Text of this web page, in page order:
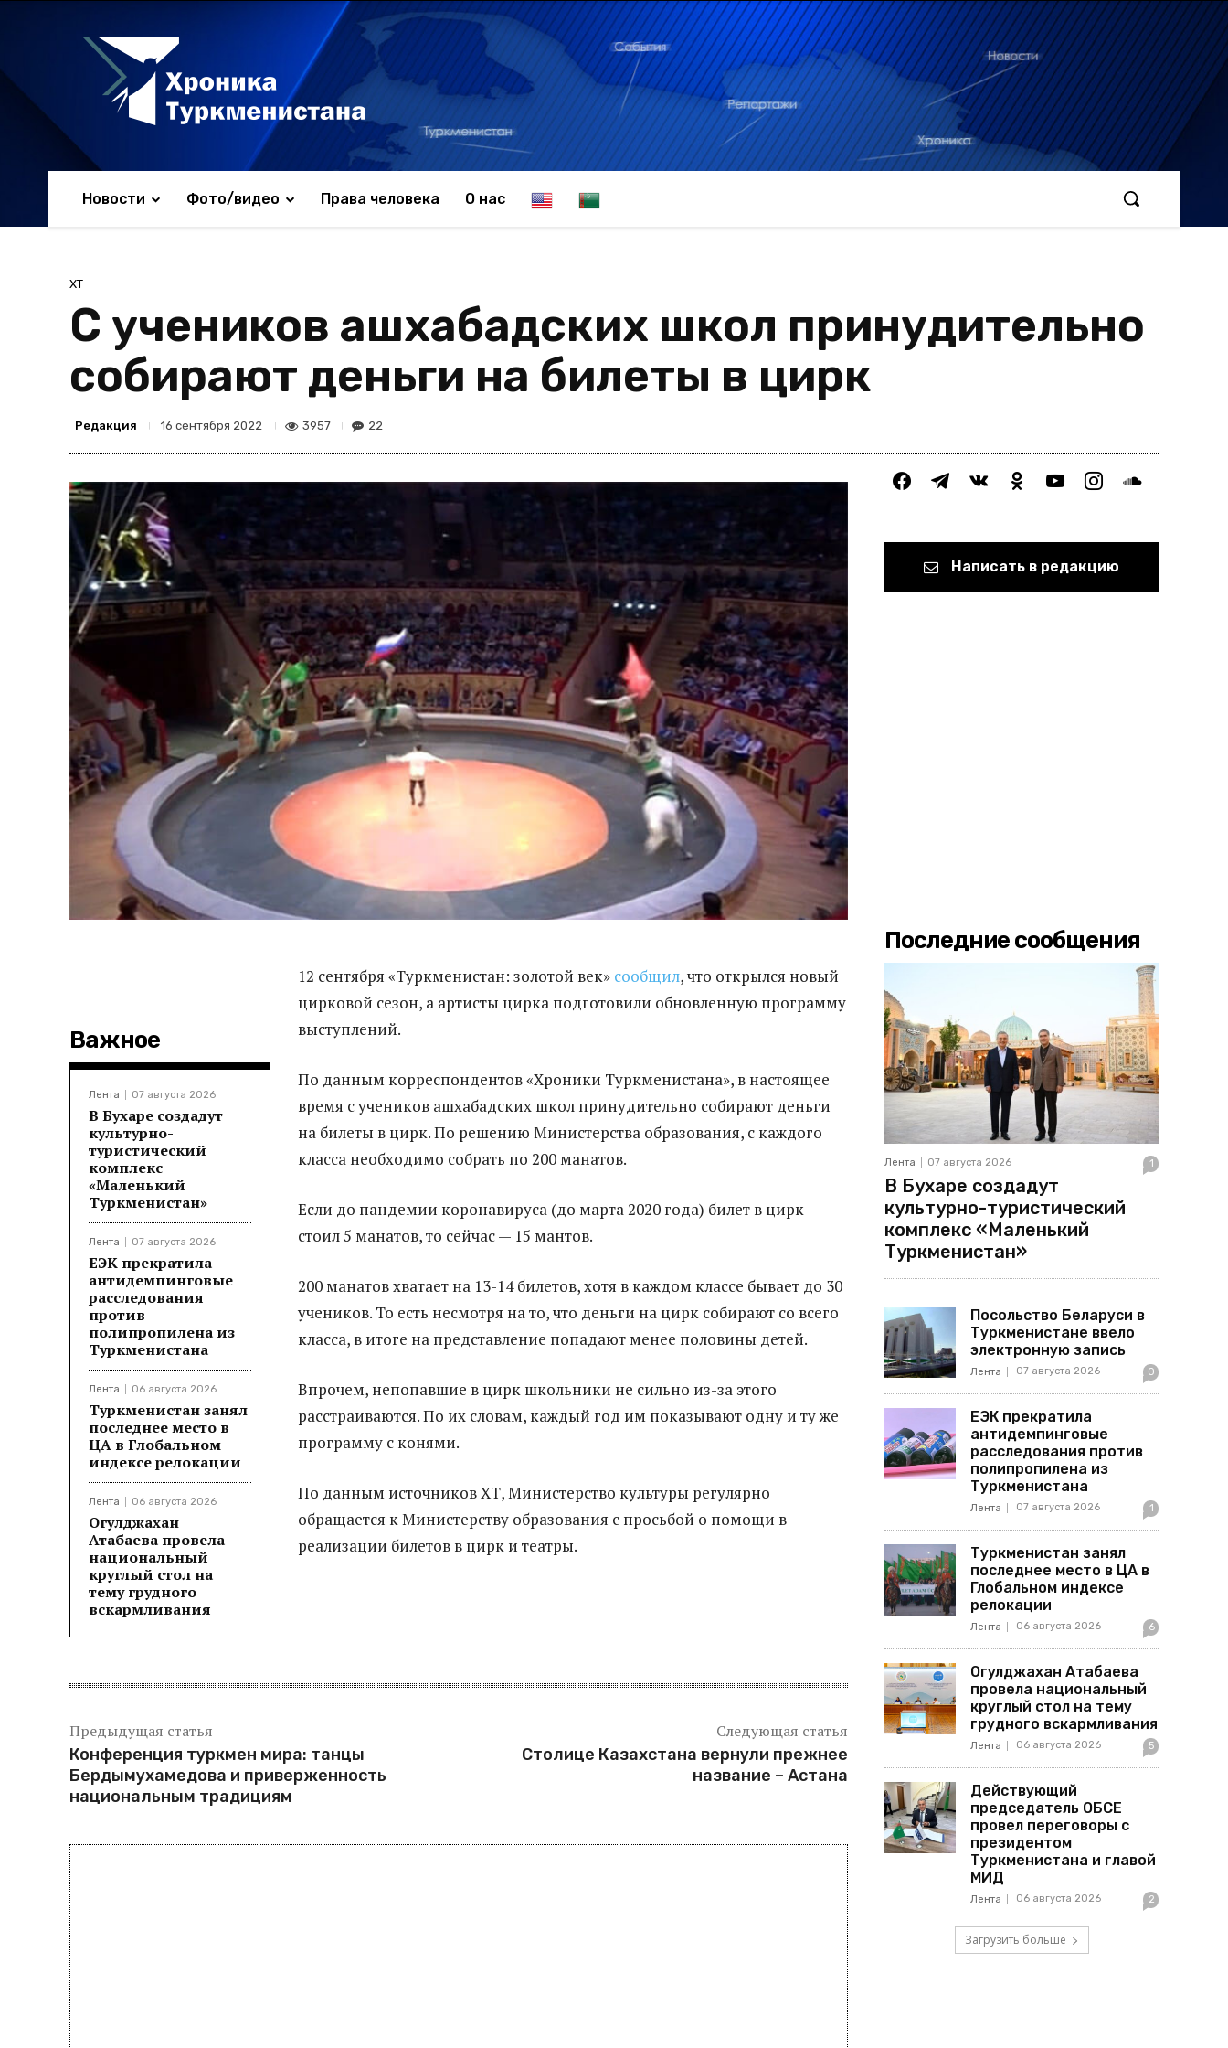
Новости Фото/видео Права человека О нас E
l
h
T
k
ХТ
С учеников ашхабадских школ принудительно
собирают деньги на билеты в цирк
Редакция 16 сентября 2022 3957 22
Важное
Лента 07 августа 2026
В Бухаре создадут
культурно-
туристический
комплекс
«Маленький
Туркменистан»
Лента 07 августа 2026
ЕЭК прекратила
антидемпинговые
расследования
против
полипропилена из
Туркменистана
Лента 06 августа 2026
Туркменистан занял
последнее место в
ЦА в Глобальном
индексе релокации
Лента 06 августа 2026
Огулджахан
Атабаева провела
национальный
круглый стол на
тему грудного
вскармливания
12 сентября «Туркменистан: золотой век» сообщил, что открылся новый
цирковой сезон, а артисты цирка подготовили обновленную программу
выступлений.
По данным корреспондентов «Хроники Туркменистана», в настоящее
время с учеников ашхабадских школ принудительно собирают деньги
на билеты в цирк. По решению Министерства образования, с каждого
класса необходимо собрать по 200 манатов.
Если до пандемии коронавируса (до марта 2020 года) билет в цирк
стоил 5 манатов, то сейчас — 15 мантов.
200 манатов хватает на 13-14 билетов, хотя в каждом классе бывает до 30
учеников. То есть несмотря на то, что деньги на цирк собирают со всего
класса, в итоге на представление попадают менее половины детей.
Впрочем, непопавшие в цирк школьники не сильно из-за этого
расстраиваются. По их словам, каждый год им показывают одну и ту же
программу с конями.
По данным источников ХТ, Министерство культуры регулярно
обращается к Министерству образования с просьбой о помощи в
реализации билетов в цирк и театры.
Предыдущая статья
Конференция туркмен мира: танцы
Бердымухамедова и приверженность
национальным традициям
Следующая статья
Столице Казахстана вернули прежнее
название – Астана
facebooktelegramvkontakteodnoklassniki
youtubeinstagramsoundcloud
Написать в редакцию
Последние сообщения
Лента 07 августа 2026 1
В Бухаре создадут
культурно-туристический
комплекс «Маленький
Туркменистан»
Посольство Беларуси в
Туркменистане ввело
электронную запись
Лента 07 августа 2026 0
ЕЭК прекратила
антидемпинговые
расследования против
полипропилена из
Туркменистана
Лента 07 августа 2026 1
Туркменистан занял
последнее место в ЦА в
Глобальном индексе
релокации
Лента 06 августа 2026 6
Огулджахан Атабаева
провела национальный
круглый стол на тему
грудного вскармливания
Лента 06 августа 2026 5
Действующий
председатель ОБСЕ
провел переговоры с
президентом
Туркменистана и главой
МИД
Лента 06 августа 2026 2
Загрузить больше